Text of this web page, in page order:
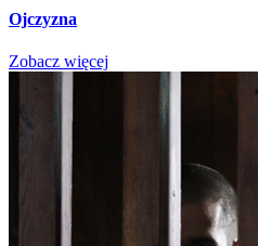
Ojczyzna
Zobacz więcej